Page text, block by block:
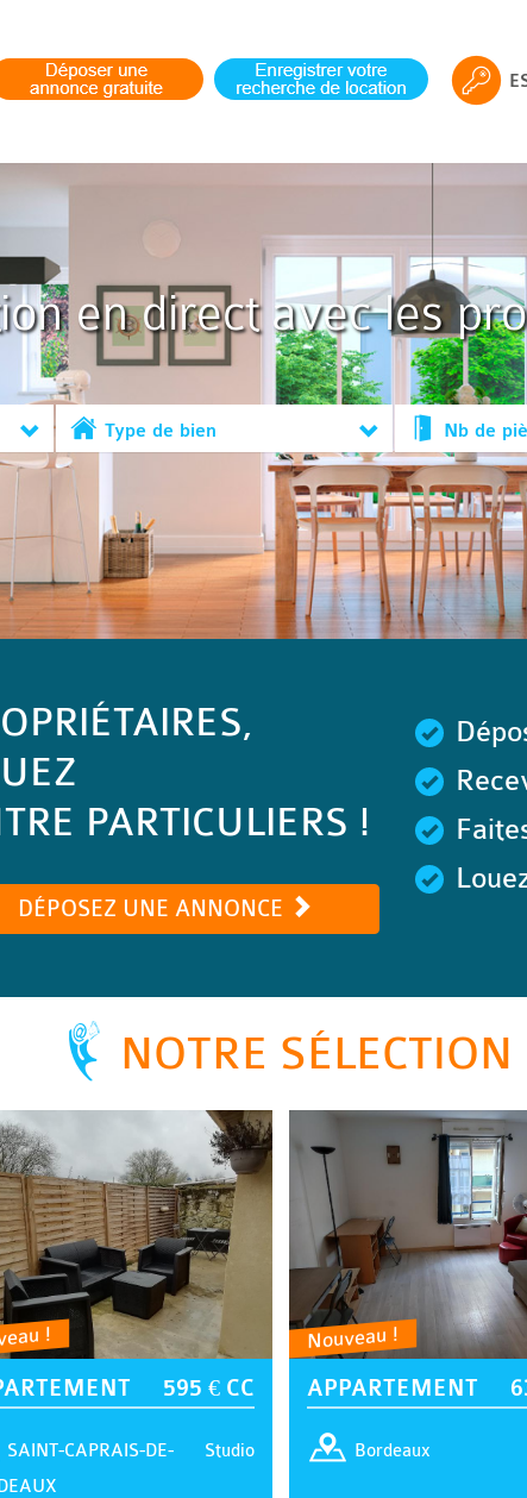
en direct avec les
Type de bien Nb de
PARTICULIERS !
DÉPOSEZ UNE ANNONCE
NOTRE SÉLECTION
!
595 € CC
Studio
SAINT-CAPRAIS-DE-
Nouveau !
APPARTEMENT
Bordeaux